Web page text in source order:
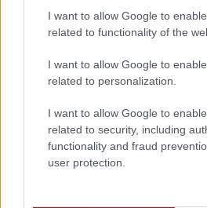
I want to allow Google to
related to functionality of the
I want to allow Google to
related to personalization.
I want to allow Google to
related to security, including
functionality and fraud
user protection.
Στο ζαχαροπλαστείο Serano θα
εκδοχή της Σεράνο, καθώς ο
Μπότσιου, των τωρινών
σοκολατένιας πάστας από
Ξενίας 34, Ζωγράφου